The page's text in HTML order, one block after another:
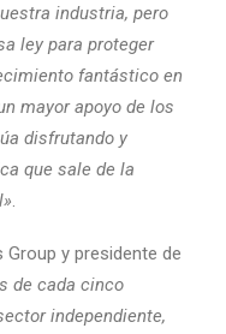
industria, pero
ley para proteger
fantástico en
mayor apoyo de los
disfrutando y
que sale de la
.
y presidente de
de cada cinco
independiente,